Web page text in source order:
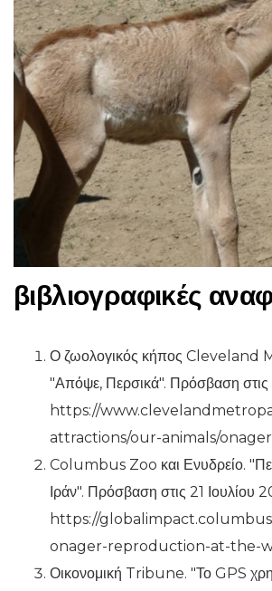
βιβλιογραφικές
Ο ζωολογικός κήπος Cleveland
"Απόψε, Περσικά". Πρόσβαση στις
https://
attractions/our-animals/
Columbus Zoo και Ενυδρείο.
Ιράν". Πρόσβαση στις 21 Ιουλίου
https://
onager-reproduction-at-the-
Οικονομική Tribune. "Το GPS